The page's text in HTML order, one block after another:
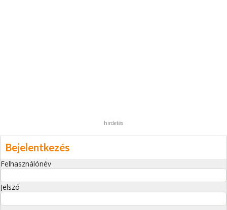
hirdetés
Bejelentkezés
Felhasználónév
Jelszó